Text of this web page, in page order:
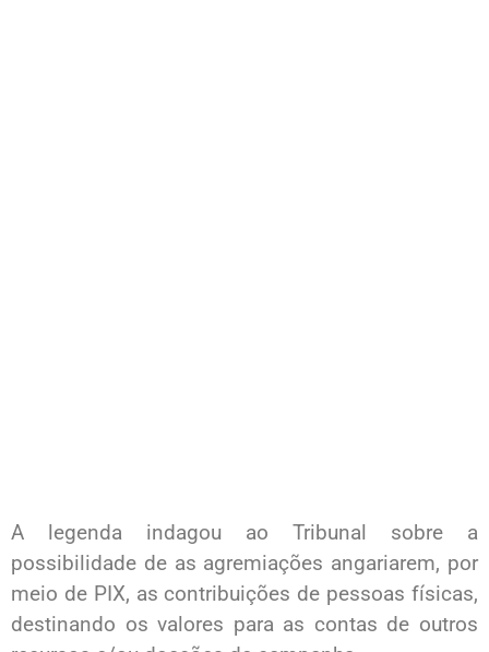
A legenda indagou ao Tribunal sobre a
possibilidade de as agremiações angariarem, por
meio de PIX, as contribuições de pessoas físicas,
destinando os valores para as contas de outros